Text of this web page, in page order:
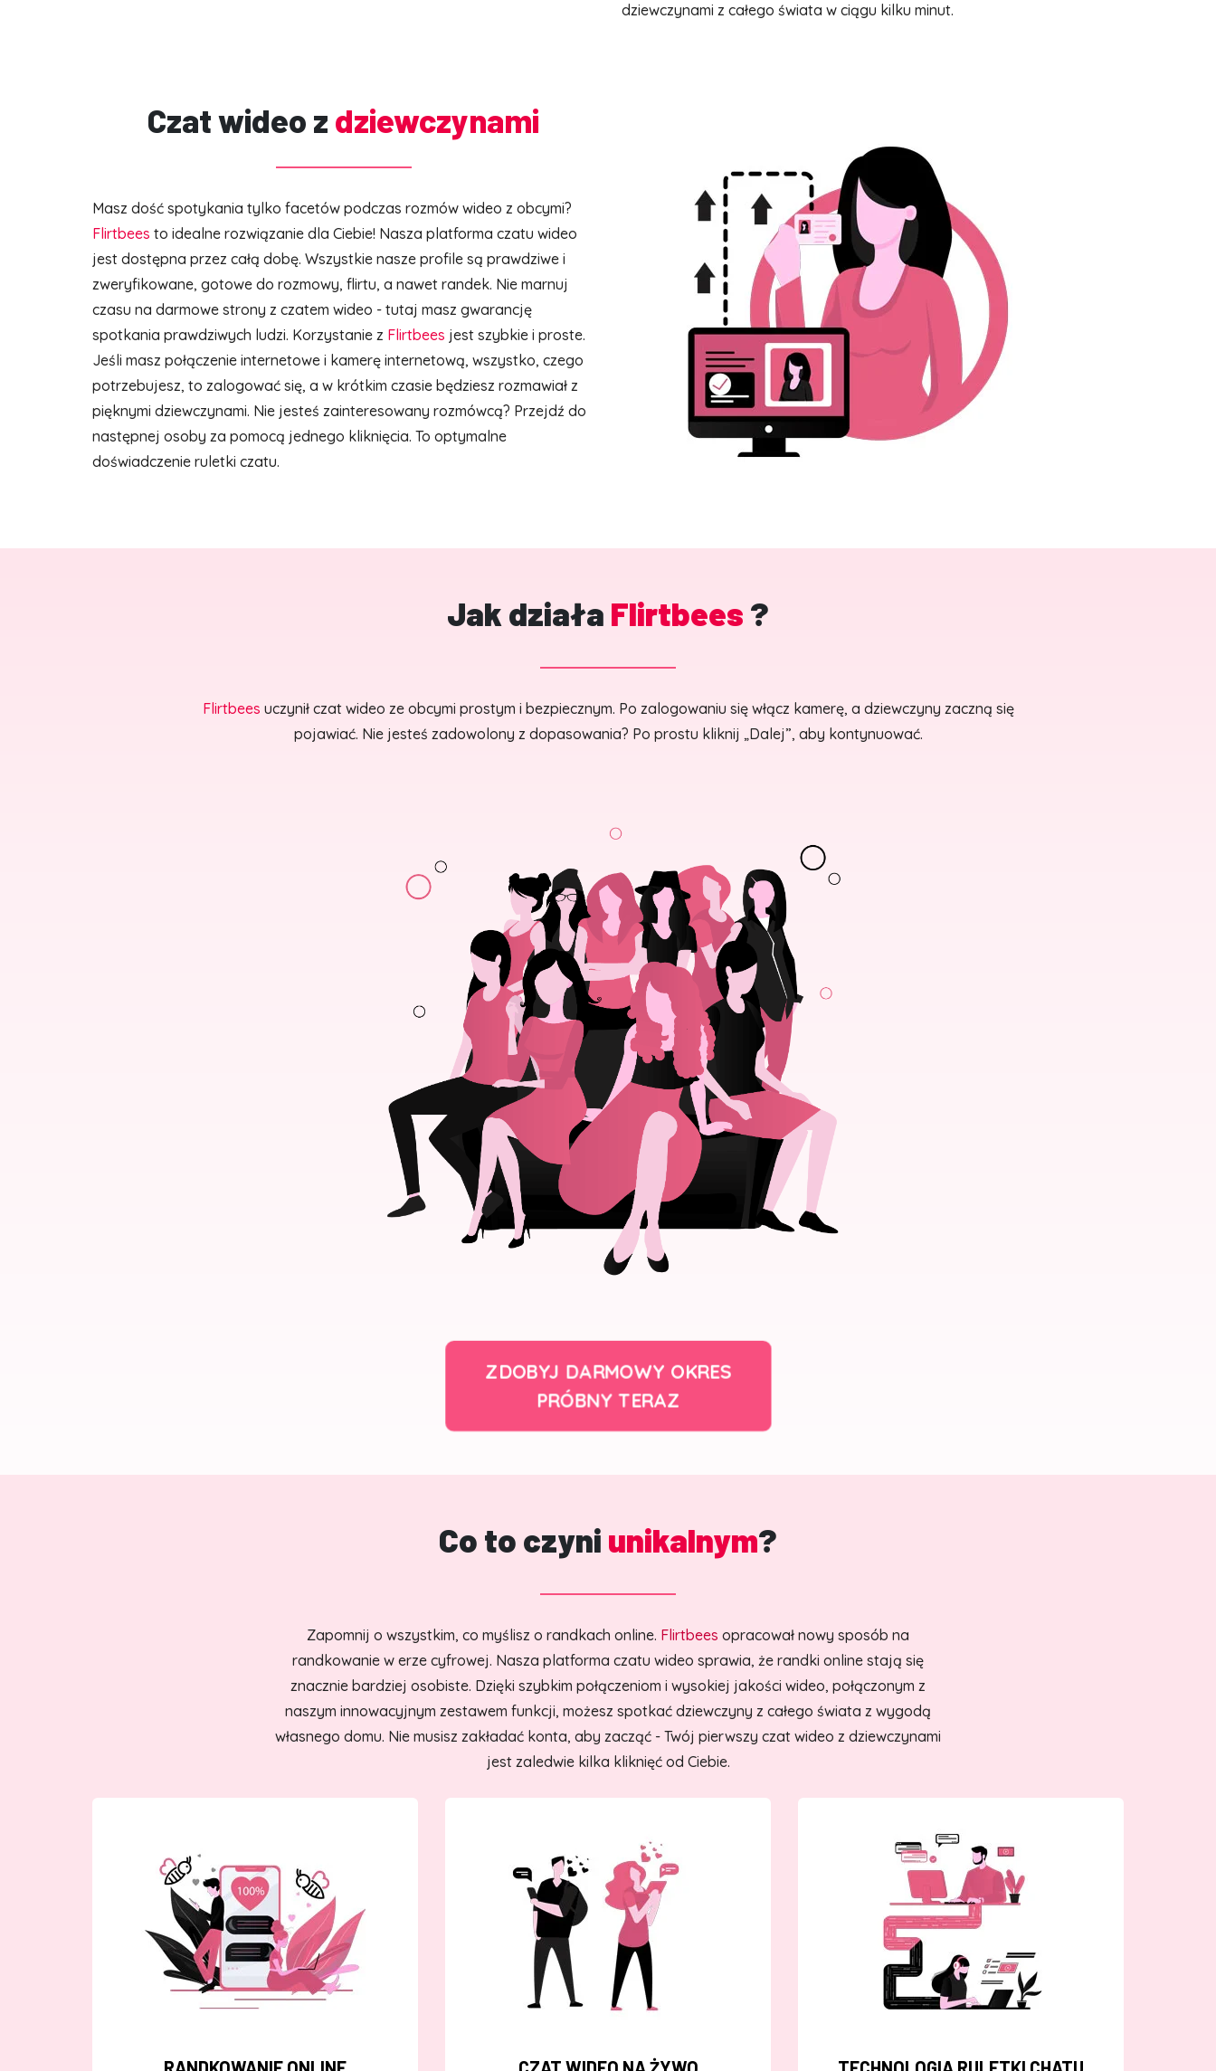
dziewczynami z całego świata w ciągu kilku minut.
Czat wideo z dziewczynami
Masz dość spotykania tylko facetów podczas rozmów wideo z obcymi?
Flirtbees to idealne rozwiązanie dla Ciebie! Nasza platforma czatu wideo
jest dostępna przez całą dobę. Wszystkie nasze profile są prawdziwe i
zweryfikowane, gotowe do rozmowy, flirtu, a nawet randek. Nie marnuj
czasu na darmowe strony z czatem wideo - tutaj masz gwarancję
spotkania prawdziwych ludzi. Korzystanie z Flirtbees jest szybkie i proste.
Jeśli masz połączenie internetowe i kamerę internetową, wszystko, czego
potrzebujesz, to zalogować się, a w krótkim czasie będziesz rozmawiał z
pięknymi dziewczynami. Nie jesteś zainteresowany rozmówcą? Przejdź do
następnej osoby za pomocą jednego kliknięcia. To optymalne
doświadczenie ruletki czatu.
Jak działa Flirtbees ?
Flirtbees uczynił czat wideo ze obcymi prostym i bezpiecznym. Po zalogowaniu się włącz kamerę, a dziewczyny zaczną się
pojawiać. Nie jesteś zadowolony z dopasowania? Po prostu kliknij „Dalej”, aby kontynuować.
ZDOBYJ DARMOWY OKRES
PRÓBNY TERAZ
Co to czyni unikalnym?
Zapomnij o wszystkim, co myślisz o randkach online. Flirtbees opracował nowy sposób na
randkowanie w erze cyfrowej. Nasza platforma czatu wideo sprawia, że randki online stają się
znacznie bardziej osobiste. Dzięki szybkim połączeniom i wysokiej jakości wideo, połączonym z
naszym innowacyjnym zestawem funkcji, możesz spotkać dziewczyny z całego świata z wygodą
własnego domu. Nie musisz zakładać konta, aby zacząć - Twój pierwszy czat wideo z dziewczynami
jest zaledwie kilka kliknięć od Ciebie.